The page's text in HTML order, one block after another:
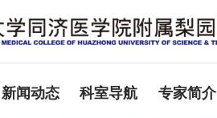
新闻动态 科室导航 专家简介